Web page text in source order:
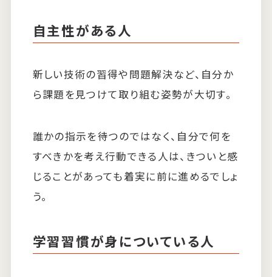
自主性がある人
新しい技術の習得や問題解決など、自分か
ら課題を見つけて取り組む姿勢が大切す。
誰かの指示を待つのではなく、自分で何を
すべきかを考え行動できる人は、きついと感
じることがあっても着実に前に進めるでしょ
う。
学習習慣が身についている人